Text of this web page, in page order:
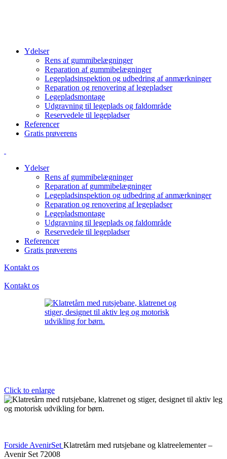
Ydelser
Rens af gummibelægninger
Reparation af gummibelægninger
Legepladsinspektion og udbedring af anmærkninger
Reparation og renovering af legepladser
Legepladsmontage
Udgravning til legeplads og faldområde
Reservedele til legepladser
Referencer
Gratis prøverens
Ydelser
Rens af gummibelægninger
Reparation af gummibelægninger
Legepladsinspektion og udbedring af anmærkninger
Reparation og renovering af legepladser
Legepladsmontage
Udgravning til legeplads og faldområde
Reservedele til legepladser
Referencer
Gratis prøverens
Kontakt os
Kontakt os
Click to enlarge
Forside AvenirSet Klatretårn med rutsjebane og klatreelementer –
Avenir Set 72008